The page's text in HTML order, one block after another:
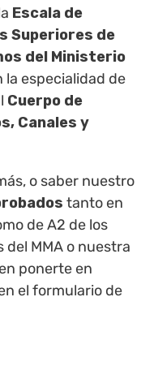
Escala de
Superiores de
del Ministerio
la especialidad de
Cuerpo de
Canales y
o saber nuestro
tanto en
de A2 de los
del MMA o nuestra
ponerte en
el formulario de